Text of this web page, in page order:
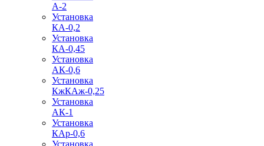
А-2
Установка
КА-0,2
Установка
КА-0,45
Установка
АК-0,6
Установка
КжКАж-0,25
Установка
АК-1
Установка
КАр-0,6
Установка